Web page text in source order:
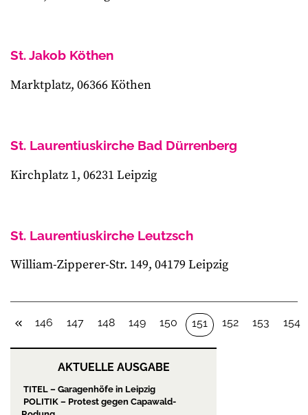
St. Jakob Köthen
Marktplatz, 06366 Köthen
St. Laurentiuskirche Bad Dürrenberg
Kirchplatz 1, 06231 Leipzig
St. Laurentiuskirche Leutzsch
William-Zipperer-Str. 149, 04179 Leipzig
146 147 148 149 150 151 152 153 154
AKTUELLE AUSGABE
TITEL – Garagenhöfe in Leipzig
POLITIK – Protest gegen Capawald-